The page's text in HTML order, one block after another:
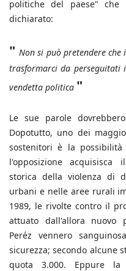
politiche del paese" che
dichiarato:
"Non si può pretendere che
trasformarci da perseguitati
vendetta politica "
Le sue parole
Dopotutto, uno dei
sostenitori è la
l'opposizione acquisisca
storica della violenza di
urbani e nelle aree rurali
1989, le rivolte contro il
attuato dall'allora nuovo
Peréz vennero
sicurezza; secondo alcune
quota 3.000. Eppure